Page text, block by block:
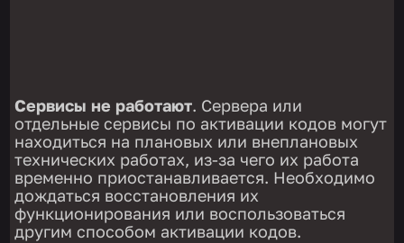
Сервисы не работают. Сервера или
отдельные сервисы по активации кодов могут
находиться на плановых или внеплановых
технических работах, из-за чего их работа
временно приостанавливается. Необходимо
дождаться восстановления их
функционирования или воспользоваться
другим способом активации кодов.